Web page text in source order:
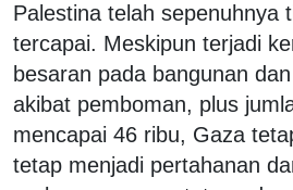
Palestina telah sepenuhnya
tercapai. Meskipun terjadi
besaran pada bangunan
akibat pemboman, plus
mencapai 46 ribu, Gaza
tetap menjadi pertahanan